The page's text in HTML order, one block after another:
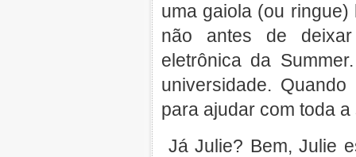
uma gaiola (ou
não antes de deixar
eletrônica da
universidade.
para ajudar com toda
Já Julie? Bem, Julie